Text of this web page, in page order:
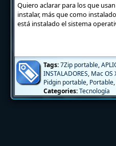
Quiero aclarar para los que usan
instalar, más que como
está instalado el sistema
Tags:7Zip portable,
INSTALADORES, Mac OS
Pidgin portable, Portable,
Categories: Tecnología